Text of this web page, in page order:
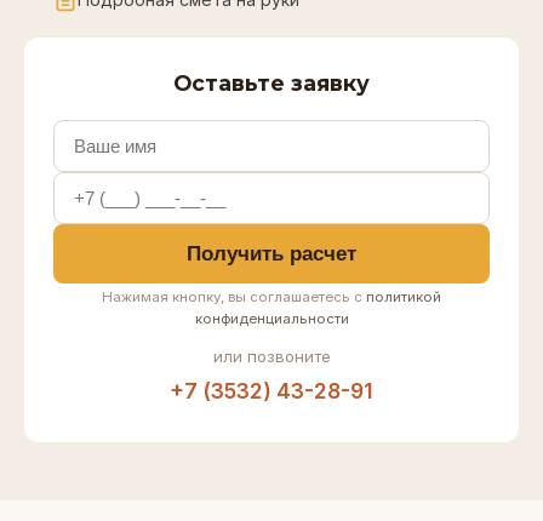
Оставьте заявку
Получить расчет
Нажимая кнопку, вы соглашаетесь с политикой
конфиденциальности
или позвоните
+7 (3532) 43-28-91